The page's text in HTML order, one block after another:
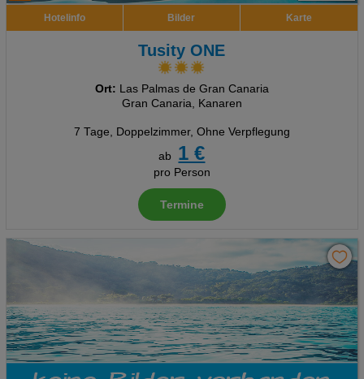
Hotelinfo Bilder Karte
Tusity ONE
Ort: Las Palmas de Gran Canaria
Gran Canaria, Kanaren
7 Tage, Doppelzimmer, Ohne Verpflegung
ab
1 €
pro Person
Termine